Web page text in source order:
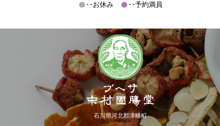
･･お休み ･･予約満員
石川県河北郡津幡町